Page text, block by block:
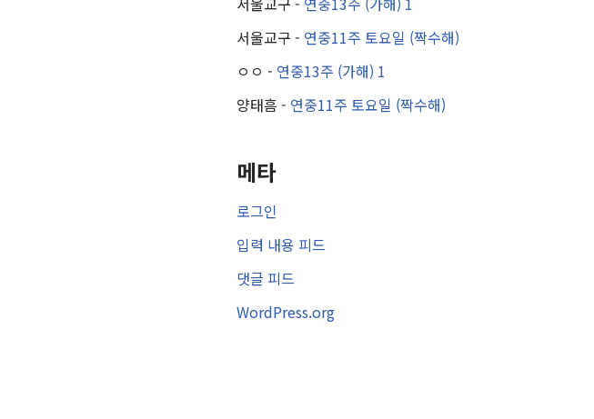
서울교구 - 연중11주 토요일 (짝수해)
ㅇㅇ - 연중13주 (가해) 1
양태흠 - 연중11주 토요일 (짝수해)
메타
로그인
입력 내용 피드
댓글 피드
WordPress.org